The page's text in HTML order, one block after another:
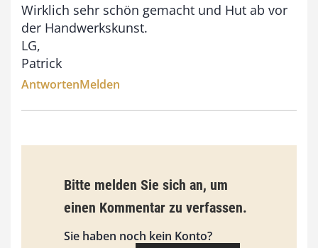
b
3
0
Wirklich sehr schön gemacht und Hut ab vor
der Handwerkskunst.
LG,
Patrick
AntwortenMelden
Bitte melden Sie sich an, um
einen Kommentar zu verfassen.
Sie haben noch kein Konto?